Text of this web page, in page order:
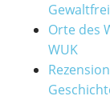
Orte des
WUK